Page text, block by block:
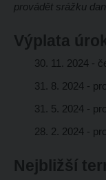
provádět srážku
Výplata
30. 11. 2024 -
31. 8. 2024 -
31. 5. 2024 -
28. 2. 2024 -
Nejbližší